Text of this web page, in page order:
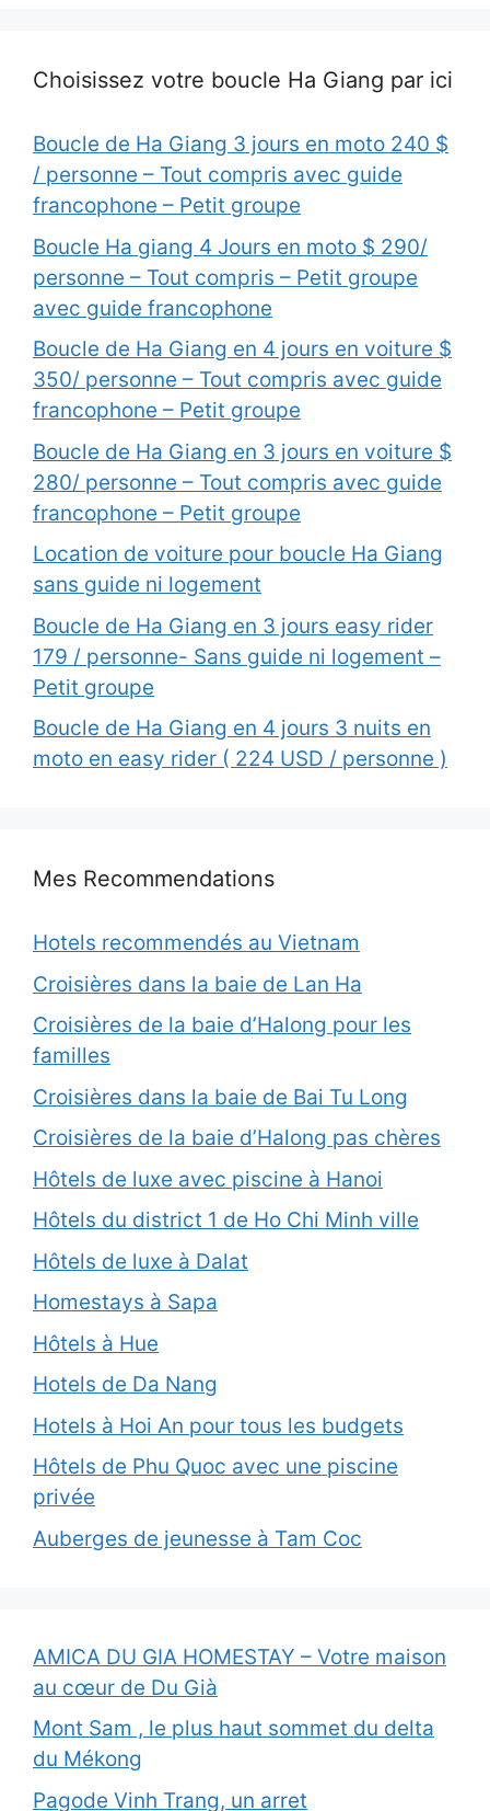
Choisissez votre boucle Ha Giang par ici
Boucle de Ha Giang 3 jours en moto 240 $
/ personne – Tout compris avec guide
francophone – Petit groupe
Boucle Ha giang 4 Jours en moto $ 290/
personne – Tout compris – Petit groupe
avec guide francophone
Boucle de Ha Giang en 4 jours en voiture $
350/ personne – Tout compris avec guide
francophone – Petit groupe
Boucle de Ha Giang en 3 jours en voiture $
280/ personne – Tout compris avec guide
francophone – Petit groupe
Location de voiture pour boucle Ha Giang
sans guide ni logement
Boucle de Ha Giang en 3 jours easy rider
179 / personne- Sans guide ni logement –
Petit groupe
Boucle de Ha Giang en 4 jours 3 nuits en
moto en easy rider ( 224 USD / personne )
Mes Recommendations
Hotels recommendés au Vietnam
Croisières dans la baie de Lan Ha
Croisières de la baie d’Halong pour les
familles
Croisières dans la baie de Bai Tu Long
Croisières de la baie d’Halong pas chères
Hôtels de luxe avec piscine à Hanoi
Hôtels du district 1 de Ho Chi Minh ville
Hôtels de luxe à Dalat
Homestays à Sapa
Hôtels à Hue
Hotels de Da Nang
Hotels à Hoi An pour tous les budgets
Hôtels de Phu Quoc avec une piscine
privée
Auberges de jeunesse à Tam Coc
AMICA DU GIA HOMESTAY – Votre maison
au cœur de Du Già
Mont Sam , le plus haut sommet du delta
du Mékong
Pagode Vinh Trang, un arret